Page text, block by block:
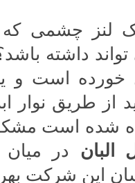
لنز چشمی
داشته
است و یا
از طریق نوار
شده است
البان در
این شرکت